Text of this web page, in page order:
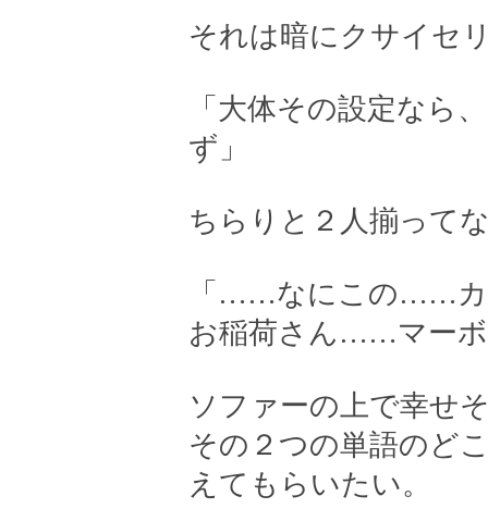
それは暗にクサイセ
「大体その設定なら
ず」
ちらりと２人揃って
「……なにこの……
お稲荷さん……マー
ソファーの上で幸せ
その２つの単語のど
えてもらいたい。